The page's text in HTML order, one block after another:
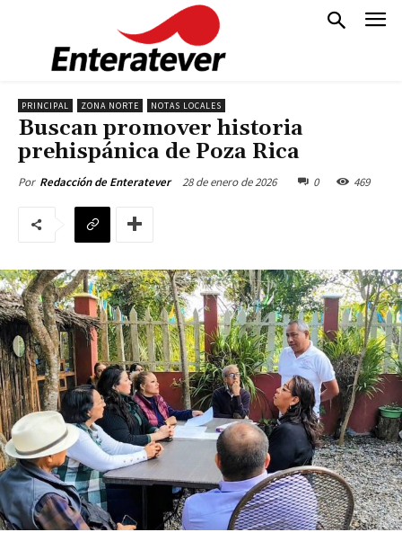
PRINCIPAL ZONA NORTE NOTAS LOCALES
Buscan promover historia
prehispánica de Poza Rica
Por Redacción de Enteratever 28 de enero de 2026 0 469